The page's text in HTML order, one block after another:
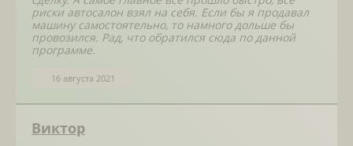
риски автосалон взял на себя. Если бы я продавал
машину самостоятельно, то намного дольше бы
провозился. Рад, что обратился сюда по данной
программе.
16 августа 2021
Виктор